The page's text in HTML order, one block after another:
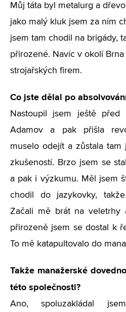
Můj táta byl metalurg a
jako malý kluk jsem za ním
jsem tam chodil na brigády,
přirozené. Navíc v okolí
strojařských firem.
Co jste dělal po
Nastoupil jsem ještě
Adamov a pak přišla
muselo odejít a zůstala tam
zkušeností. Brzo jsem se
a pak i výzkumu. Měl jsem
chodil do jazykovky,
Začali mě brát na veletrhy
přirozeně jsem se dostal k
To mě katapultovalo do
Takže manažerské
této společnosti?
Ano, spoluzakládal